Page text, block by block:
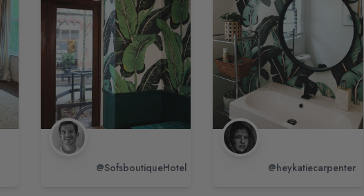
@SofsboutiqueHotel @heykatiecarpenter